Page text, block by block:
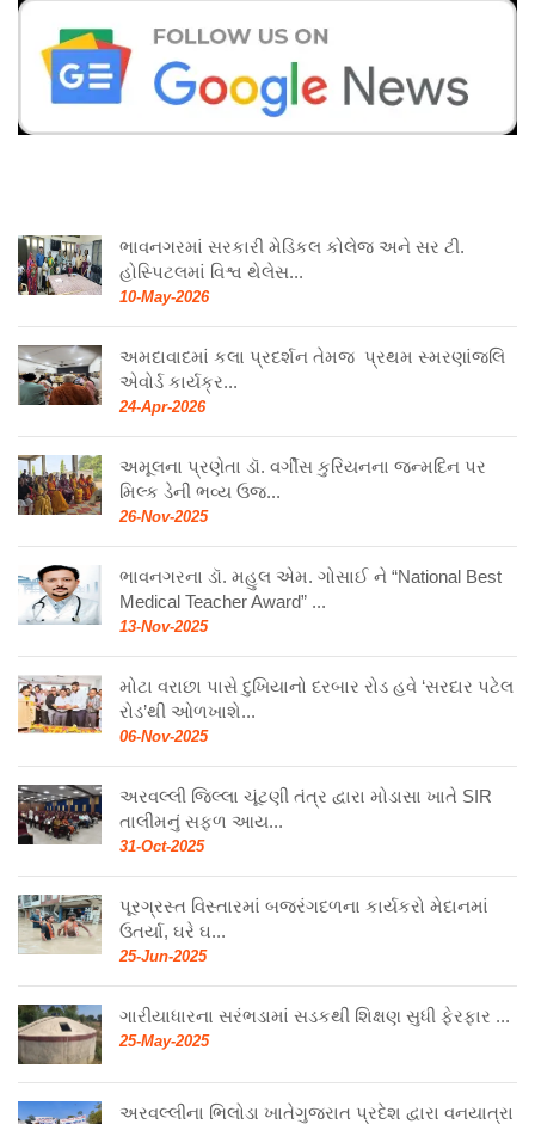
ભાવનગરમાં સરકારી મેડિકલ કોલેજ અને સર ટી.
હોસ્પિટલમાં વિશ્વ થેલેસ...
10-May-2026
અમદાવાદમાં કલા પ્રદર્શન તેમજ પ્રથમ સ્મરણાંજલિ
એવોર્ડ કાર્યક્ર...
24-Apr-2026
અમૂલના પ્રણેતા ડૉ. વર્ગીસ કુરિયનના જન્મદિન પર
મિલ્ક ડેની ભવ્ય ઉજ...
26-Nov-2025
ભાવનગરના ડૉ. મહુલ એમ. ગોસાઈ ને “National Best
Medical Teacher Award” ...
13-Nov-2025
મોટા વરાછા પાસે દુખિયાનો દરબાર રોડ હવે ‘સરદાર પટેલ
રોડ’થી ઓળખાશે...
06-Nov-2025
અરવલ્લી જિલ્લા ચૂંટણી તંત્ર દ્વારા મોડાસા ખાતે SIR
તાલીમનું સફળ આય...
31-Oct-2025
પૂરગ્રસ્ત વિસ્તારમાં બજરંગદળના કાર્યકરો મેદાનમાં
ઉતર્યા, ઘરે ઘ...
25-Jun-2025
ગારીયાધારના સરંભડામાં સડકથી શિક્ષણ સુધી ફેરફાર ...
25-May-2025
અરવલ્લીના ભિલોડા ખાતેગુજરાત પ્રદેશ દ્વારા વનયાત્રા